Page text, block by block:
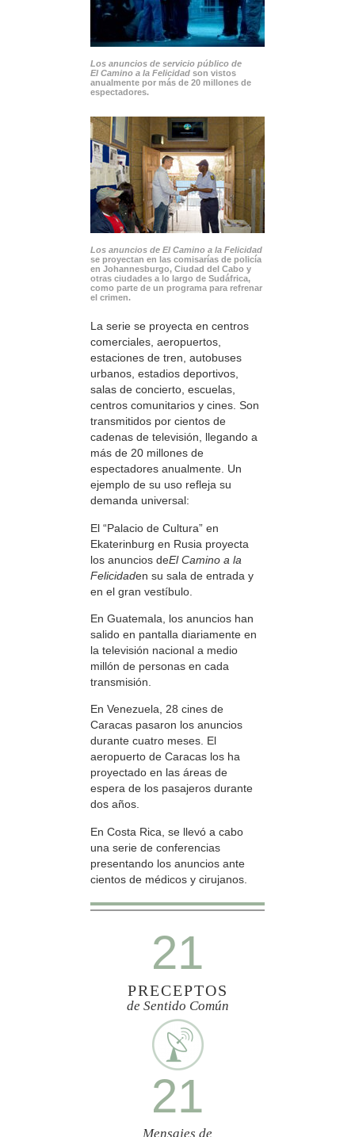
Los anuncios de servicio público de
El Camino a la Felicidad son vistos
anualmente por más de 20 millones de
espectadores.
Los anuncios de El Camino a la Felicidad
se proyectan en las comisarías de policía
en Johannesburgo, Ciudad del Cabo y
otras ciudades a lo largo de Sudáfrica,
como parte de un programa para refrenar
el crimen.
La serie se proyecta en centros
comerciales, aeropuertos,
estaciones de tren, autobuses
urbanos, estadios deportivos,
salas de concierto, escuelas,
centros comunitarios y cines. Son
transmitidos por cientos de
cadenas de televisión, llegando a
más de 20 millones de
espectadores anualmente. Un
ejemplo de su uso refleja su
demanda universal:
El “Palacio de Cultura” en
Ekaterinburg en Rusia proyecta
los anuncios deEl Camino a la
Felicidaden su sala de entrada y
en el gran vestíbulo.
En Guatemala, los anuncios han
salido en pantalla diariamente en
la televisión nacional a medio
millón de personas en cada
transmisión.
En Venezuela, 28 cines de
Caracas pasaron los anuncios
durante cuatro meses. El
aeropuerto de Caracas los ha
proyectado en las áreas de
espera de los pasajeros durante
dos años.
En Costa Rica, se llevó a cabo
una serie de conferencias
presentando los anuncios ante
cientos de médicos y cirujanos.
21
PRECEPTOS
de Sentido Común
21
Mensajes de